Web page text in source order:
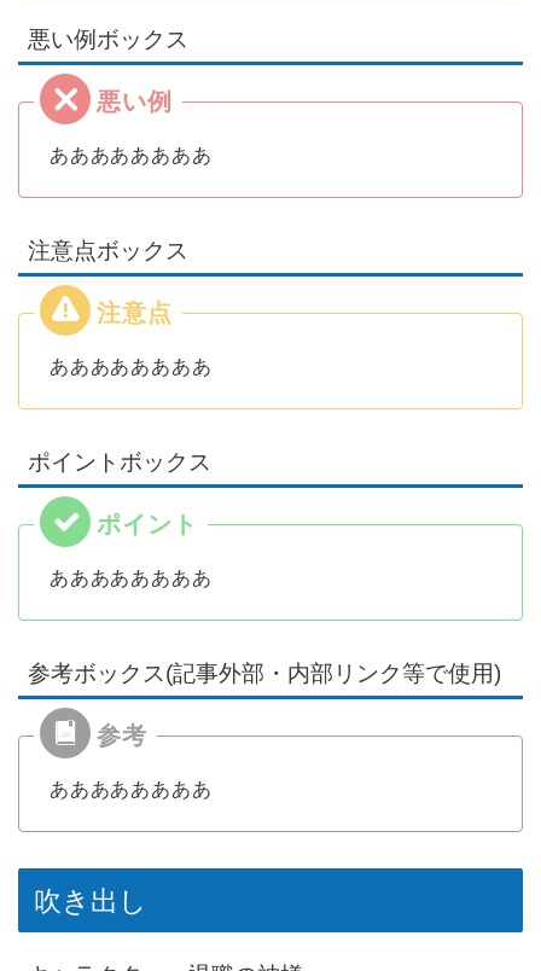
悪い例ボックス
ああああああああ
注意点ボックス
ああああああああ
ポイントボックス
ああああああああ
参考ボックス(記事外部・内部リンク等で使用)
ああああああああ
吹き出し